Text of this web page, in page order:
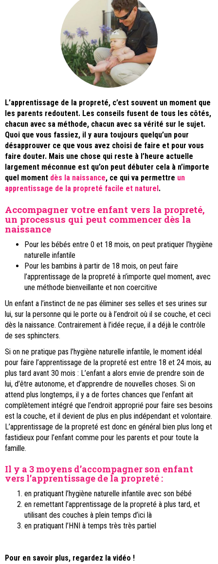
L’apprentissage de la propreté, c’est souvent un moment que
les parents redoutent. Les conseils fusent de tous les côtés,
chacun avec sa méthode, chacun avec sa vérité sur le sujet.
Quoi que vous fassiez, il y aura toujours quelqu’un pour
désapprouver ce que vous avez choisi de faire et pour vous
faire douter. Mais une chose qui reste à l’heure actuelle
largement méconnue est qu’on peut débuter cela à n’importe
quel moment dès la naissance, ce qui va permettre un
apprentissage de la propreté facile et naturel .
Accompagner votre enfant vers la propreté,
un processus qui peut commencer dès la
naissance
Pour les bébés entre 0 et 18 mois, on peut pratiquer l’hygiène
naturelle infantile
Pour les bambins à partir de 18 mois, on peut faire
l’apprentissage de la propreté à n’importe quel moment, avec
une méthode bienveillante et non coercitive
Un enfant a l’instinct de ne pas éliminer ses selles et ses urines sur
lui, sur la personne qui le porte ou à l’endroit où il se couche, et ceci
dès la naissance. Contrairement à l’idée reçue, il a déjà le contrôle
de ses sphincters.
Si on ne pratique pas l’hygiène naturelle infantile, le moment idéal
pour faire l’apprentissage de la propreté est entre 18 et 24 mois, au
plus tard avant 30 mois : L’enfant a alors envie de prendre soin de
lui, d’être autonome, et d’apprendre de nouvelles choses. Si on
attend plus longtemps, il y a de fortes chances que l’enfant ait
complètement intégré que l’endroit approprié pour faire ses besoins
est la couche, et il devient de plus en plus indépendant et volontaire.
L’apprentissage de la propreté est donc en général bien plus long et
fastidieux pour l’enfant comme pour les parents et pour toute la
famille.
Il y a 3 moyens d’accompagner son enfant
vers l’apprentissage de la propreté :
en pratiquant l’hygiène naturelle infantile avec son bébé
en remettant l’apprentissage de la propreté à plus tard, et
utilisant des couches à plein temps d’ici là
en pratiquant l’HNI à temps très très partiel
Pour en savoir plus, regardez la vidéo !